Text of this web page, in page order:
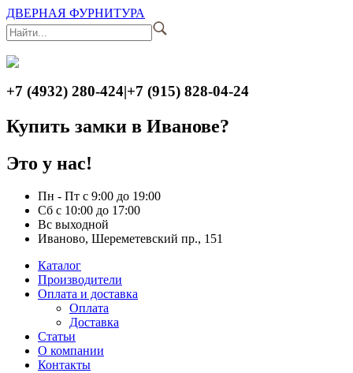
ДВЕРНАЯ ФУРНИТУРА
+7 (4932) 280-424|+7 (915) 828-04-24
Купить замки в Иванове?
Это у нас!
Пн - Пт с 9:00 до 19:00
Сб с 10:00 до 17:00
Вс выходной
Иваново, Шереметевский пр., 151
Каталог
Производители
Оплата и доставка
Оплата
Доставка
Статьи
О компании
Контакты